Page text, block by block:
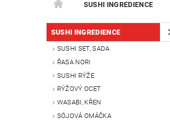
SUSHI INGREDIENCE
KONTAKT
SUSHI INGREDIENCE
SUSHI SET, SADA
ŘASA NORI
SUSHI RÝŽE
RÝŽOVÝ OCET
WASABI, KŘEN
SÓJOVÁ OMÁČKA